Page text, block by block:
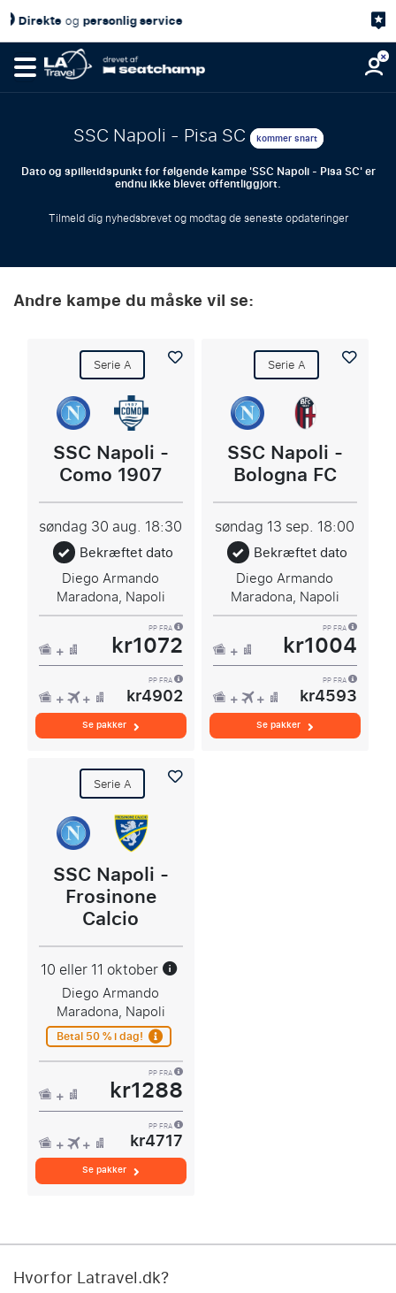
4,7/5
SSC Napoli - Pisa SC kommer snart
Dato og spilletidspunkt for følgende kampe 'SSC Napoli - Pisa SC' er
endnu ikke blevet offentliggjort.
Tilmeld dig nyhedsbrevet og modtag de seneste opdateringer
Andre kampe du måske vil se:
Serie A
SSC Napoli -
Como 1907
søndag 30 aug. 18:30
Bekræftet dato
Diego Armando
Maradona, Napoli
PP FRA
kr1072
PP FRA
kr4902
Se pakker
Serie A
SSC Napoli -
Bologna FC
søndag 13 sep. 18:00
Bekræftet dato
Diego Armando
Maradona, Napoli
PP FRA
kr1004
PP FRA
kr4593
Se pakker
Serie A
SSC Napoli -
Frosinone
Calcio
10 eller 11 oktober
Diego Armando
Maradona, Napoli
Betal 50 % i dag!
PP FRA
kr1288
PP FRA
kr4717
Se pakker
Hvorfor Latravel.dk?